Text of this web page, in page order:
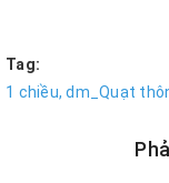
Tag:
1 chiều, dm_Quạt